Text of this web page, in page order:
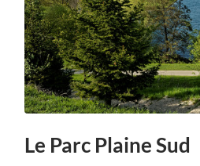
Le Parc Plaine Sud